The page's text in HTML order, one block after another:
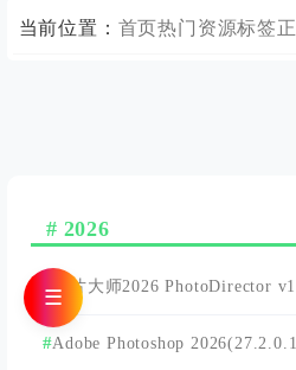
当前位置： 首页热门资源标签
2026
相片大师2026 PhotoDirector
Adobe Photoshop
☰